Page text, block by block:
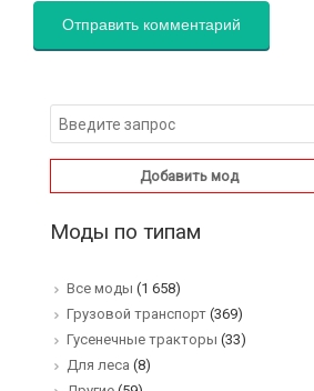
Добавить мод
Моды по типам
Все моды (1 658)
Грузовой транспорт (369)
Гусенечные тракторы (33)
Для леса (8)